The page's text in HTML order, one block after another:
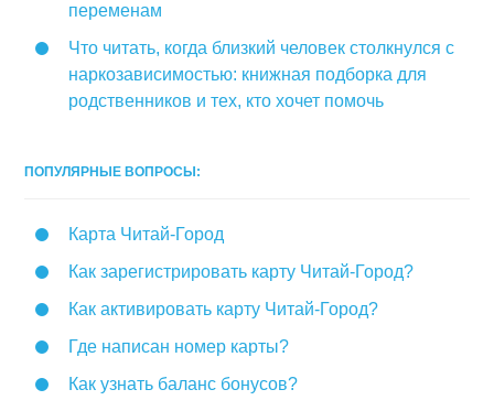
переменам
Что читать, когда близкий человек столкнулся с
наркозависимостью: книжная подборка для
родственников и тех, кто хочет помочь
ПОПУЛЯРНЫЕ ВОПРОСЫ:
Карта Читай-Город
Как зарегистрировать карту Читай-Город?
Как активировать карту Читай-Город?
Где написан номер карты?
Как узнать баланс бонусов?